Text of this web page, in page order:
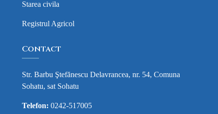
Starea civila
Registrul Agricol
Contact
Str. Barbu Ştefănescu Delavrancea, nr. 54, Comuna
Sohatu, sat Sohatu
Telefon: 0242-517005